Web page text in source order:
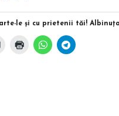
le şi cu prietenii tăi!